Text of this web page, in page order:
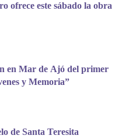
ofrece este sábado la obra
en Mar de Ajó del primer
y Memoria”
de Santa Teresita